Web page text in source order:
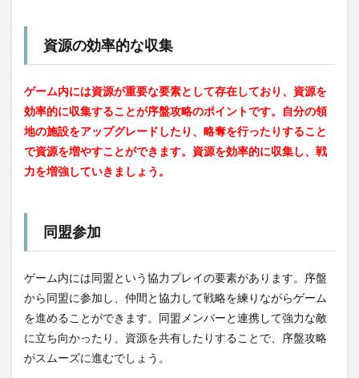
資源の効率的な収集
ゲーム内には資源が重要な要素として存在しており、資源を
効率的に収集することが序盤攻略のポイントです。自分の領
地の施設をアップグレードしたり、略奪を行ったりすること
で資源を増やすことができます。資源を効率的に収集し、戦
力を増強していきましょう。
同盟参加
ゲーム内には同盟という協力プレイの要素があります。序盤
から同盟に参加し、仲間と協力して戦略を練りながらゲーム
を進めることができます。同盟メンバーと連携して強力な敵
に立ち向かったり、資源を共有したりすることで、序盤攻略
がスムーズに進むでしょう。